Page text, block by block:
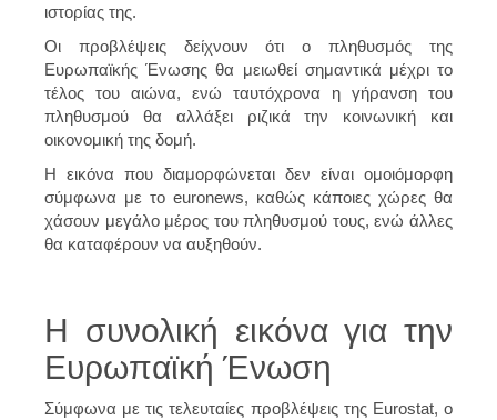
ιστορίας της.
Οι προβλέψεις δείχνουν ότι ο πληθυσμός της
Ευρωπαϊκής Ένωσης θα μειωθεί σημαντικά μέχρι το
τέλος του αιώνα, ενώ ταυτόχρονα η γήρανση του
πληθυσμού θα αλλάξει ριζικά την κοινωνική και
οικονομική της δομή.
Η εικόνα που διαμορφώνεται δεν είναι ομοιόμορφη
σύμφωνα με το euronews, καθώς κάποιες χώρες θα
χάσουν μεγάλο μέρος του πληθυσμού τους, ενώ άλλες
θα καταφέρουν να αυξηθούν.
Η συνολική εικόνα για την
Ευρωπαϊκή Ένωση
Σύμφωνα με τις τελευταίες προβλέψεις της Eurostat, ο